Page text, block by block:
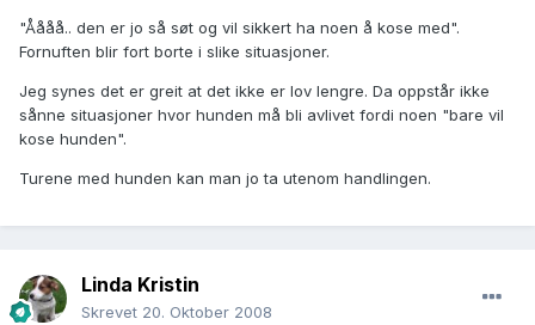
"Åååå.. den er jo så søt og vil sikkert ha noen å kose med".
Fornuften blir fort borte i slike situasjoner.
Jeg synes det er greit at det ikke er lov lengre. Da oppstår ikke
sånne situasjoner hvor hunden må bli avlivet fordi noen "bare vil
kose hunden".
Turene med hunden kan man jo ta utenom handlingen.
Linda Kristin
Skrevet 20. Oktober 2008